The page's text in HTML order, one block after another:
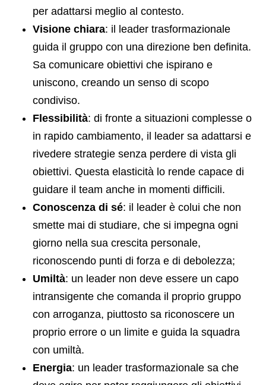
per adattarsi meglio al contesto.
Visione chiara: il leader trasformazionale
guida il gruppo con una direzione ben definita.
Sa comunicare obiettivi che ispirano e
uniscono, creando un senso di scopo
condiviso.
Flessibilità: di fronte a situazioni complesse o
in rapido cambiamento, il leader sa adattarsi e
rivedere strategie senza perdere di vista gli
obiettivi. Questa elasticità lo rende capace di
guidare il team anche in momenti difficili.
Conoscenza di sé: il leader è colui che non
smette mai di studiare, che si impegna ogni
giorno nella sua crescita personale,
riconoscendo punti di forza e di debolezza;
Umiltà: un leader non deve essere un capo
intransigente che comanda il proprio gruppo
con arroganza, piuttosto sa riconoscere un
proprio errore o un limite e guida la squadra
con umiltà.
Energia: un leader trasformazionale sa che